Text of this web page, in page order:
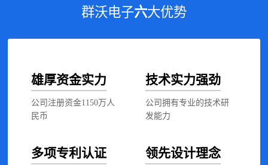
群沃电子六大优势
雄厚资金实力
公司注册资金1150万人
民币
技术实力强劲
公司拥有专业的技术研
发能力
多项专利认证 领先设计理念